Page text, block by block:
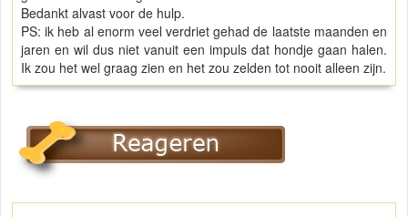
Bedankt alvast voor de hulp.
PS: ik heb al enorm veel verdriet gehad de laatste maanden en
jaren en wil dus niet vanuit een impuls dat hondje gaan halen.
Ik zou het wel graag zien en het zou zelden tot nooit alleen zijn.